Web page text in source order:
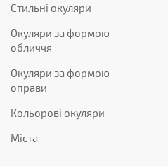
Стильні окуляри
Окуляри за формою
обличчя
Окуляри за формою
оправи
Кольорові окуляри
Міста